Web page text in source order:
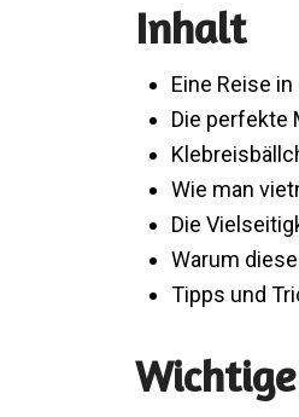
Inhalt
Eine Reise
Die perfekte
Wie man
Die
Warum
Tipps und